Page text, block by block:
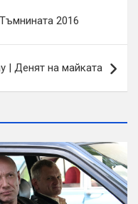
2016
| Денят на майката